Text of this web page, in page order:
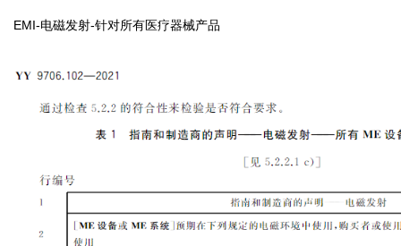
EMI-电磁发射-针对所有医疗器械产品